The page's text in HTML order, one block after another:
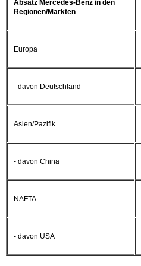
Absatz Mercedes-Benz in den
Regionen/Märkten
Europa
- davon Deutschland
Asien/Pazifik
- davon China
NAFTA
- davon USA